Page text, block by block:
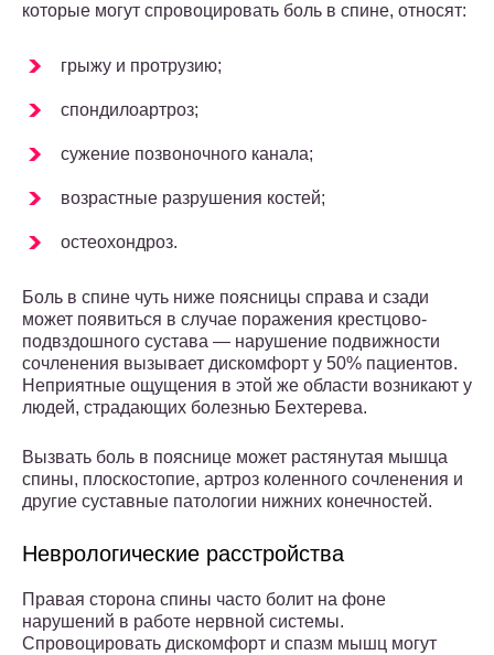
которые могут спровоцировать боль в спине, относят:
грыжу и протрузию;
спондилоартроз;
сужение позвоночного канала;
возрастные разрушения костей;
остеохондроз.
Боль в спине чуть ниже поясницы справа и сзади
может появиться в случае поражения крестцово-
подвздошного сустава — нарушение подвижности
сочленения вызывает дискомфорт у 50% пациентов.
Неприятные ощущения в этой же области возникают у
людей, страдающих болезнью Бехтерева.
Вызвать боль в пояснице может растянутая мышца
спины, плоскостопие, артроз коленного сочленения и
другие суставные патологии нижних конечностей.
Неврологические расстройства
Правая сторона спины часто болит на фоне
нарушений в работе нервной системы.
Спровоцировать дискомфорт и спазм мышц могут